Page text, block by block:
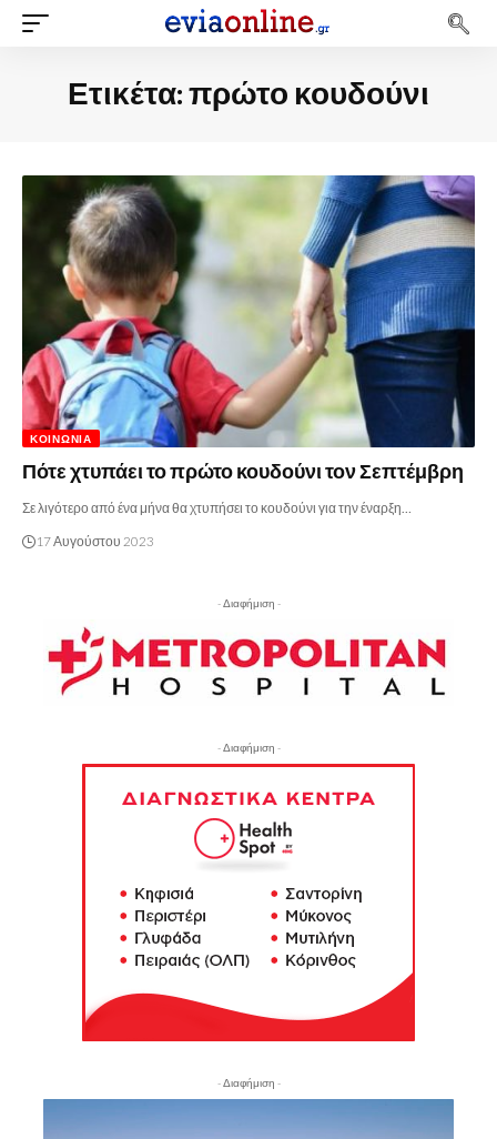
Ετικέτα:πρώτο κουδούνι
ΚΟΙΝΩΝΊΑ
Πότε χτυπάει το πρώτο κουδούνι τον Σεπτέμβρη
Σε λιγότερο από ένα μήνα θα χτυπήσει το κουδούνι για την έναρξη…
17 Αυγούστου 2023
- Διαφήμιση -
- Διαφήμιση -
- Διαφήμιση -